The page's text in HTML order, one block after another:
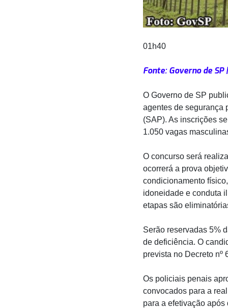
01h40
Fonte: Governo de
O Governo de SP
agentes de segurança
(SAP). As inscrições
1.050 vagas
O concurso será
ocorrerá a prova
condicionamento
idoneidade e conduta
etapas são
Serão reservadas 5%
de deficiência. O
prevista no Decreto nº
Os policiais penais
convocados para a
para a efetivação